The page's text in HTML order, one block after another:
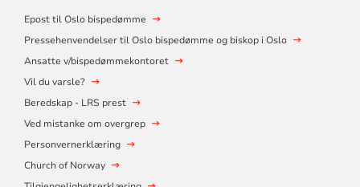
Epost til Oslo bispedømme
Pressehenvendelser til Oslo bispedømme og biskop i Oslo
Ansatte v/bispedømmekontoret
Vil du varsle?
Beredskap - LRS prest
Ved mistanke om overgrep
Personvernerklæring
Church of Norway